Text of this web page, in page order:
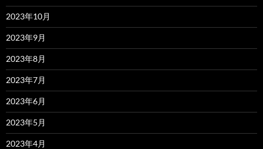
2023年10月
2023年9月
2023年8月
2023年7月
2023年6月
2023年5月
2023年4月